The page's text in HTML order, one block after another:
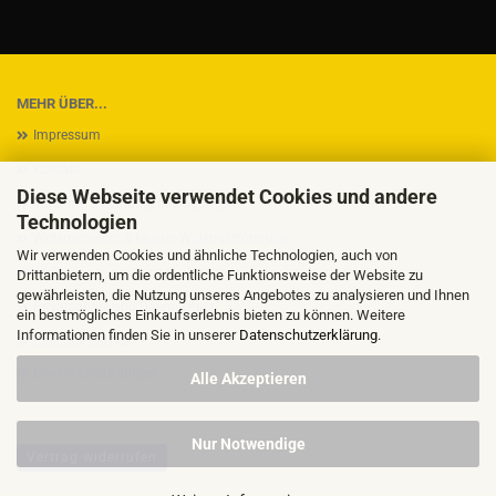
Diese Webseite verwendet Cookies und andere
Technologien
Wir verwenden Cookies und ähnliche Technologien, auch von
Drittanbietern, um die ordentliche Funktionsweise der Website zu
gewährleisten, die Nutzung unseres Angebotes zu analysieren und Ihnen
ein bestmögliches Einkaufserlebnis bieten zu können. Weitere
Informationen finden Sie in unserer Datenschutzerklärung.
Alle Akzeptieren
Nur Notwendige
MEHR ÜBER...
Impressum
Versand- & Zahlungsbedingungen
Widerrufsrecht & Muster-Widerrufsformular
AGB
Privatsphäre und Datenschutz
Callback Service